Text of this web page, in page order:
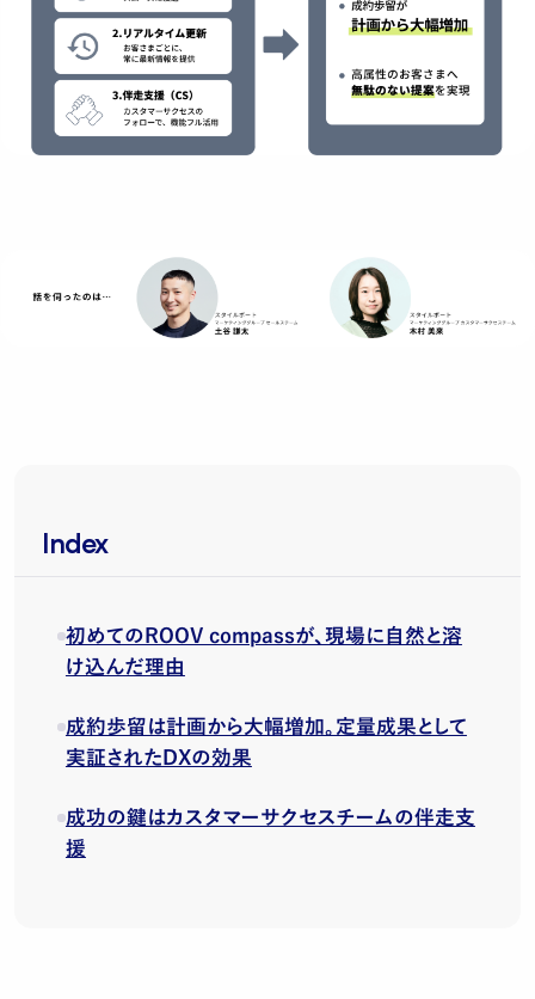
Index
初めてのROOV compassが、現場に自然と溶
け込んだ理由
成約歩留は計画から大幅増加。定量成果として
実証されたDXの効果
成功の鍵はカスタマーサクセスチームの伴走支
援